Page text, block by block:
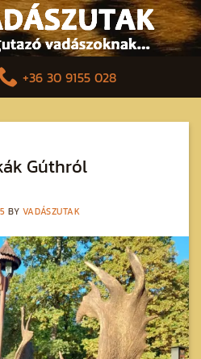
+36 30 9155 028
Gúthról
BY VADÁSZUTAK